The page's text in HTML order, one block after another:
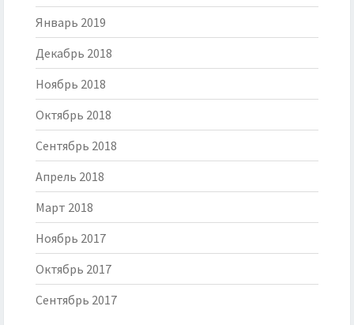
Январь 2019
Декабрь 2018
Ноябрь 2018
Октябрь 2018
Сентябрь 2018
Апрель 2018
Март 2018
Ноябрь 2017
Октябрь 2017
Сентябрь 2017